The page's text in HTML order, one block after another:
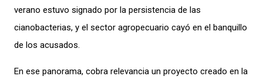
verano estuvo signado por la persistencia de las
cianobacterias, y el sector agropecuario cayó en el banquillo
de los acusados.
En ese panorama, cobra relevancia un proyecto creado en la